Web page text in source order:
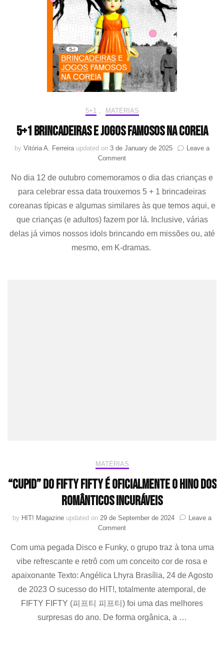
5+1 MATÉRIAS
5+1 brincadeiras e jogos famosos na Coreia
by Vitória A. Ferreira updated on 3 de January de 2025
Leave a
Commenton
brincadeiras
famosos
na
No dia 12 de outubro comemoramos o dia das crianças e
para celebrar essa data trouxemos 5 + 1 brincadeiras
coreanas típicas e algumas similares às que temos aqui, e
que crianças (e adultos) fazem por lá. Inclusive, várias
delas já vimos nossos idols brincando em missões ou, até
mesmo, em K-dramas.
MATÉRIAS
“Cupid” do FIFTY FIFTY é oficialmente o hino dos
românticos incuráveis
by HIT! Magazine updated on 29 de September de 2024
Leave a
Commenton
do
é
oficialmente
hino
dos
Com uma pegada Disco e Funky, o grupo traz à tona uma
vibe refrescante e retrô com um conceito cor de rosa e
apaixonante Texto: Angélica Lhyra Brasília, 24 de Agosto
de 2023 O sucesso do HIT!, totalmente atemporal, de
FIFTY FIFTY (피프티 피프티) foi uma das melhores
surpresas do ano. De forma orgânica, a …